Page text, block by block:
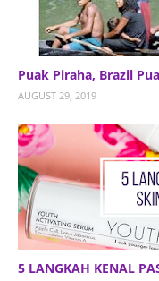
Puak Piraha, Brazil
AUGUST 29, 2019
5 LANGKAH KENAL